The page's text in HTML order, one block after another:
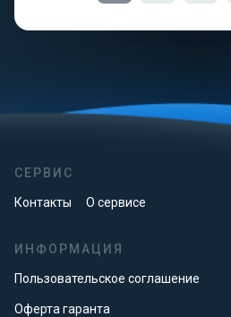
СЕРВИС
Контакты О сервисе
ИНФОРМАЦИЯ
Пользовательское соглашение
Оферта гаранта